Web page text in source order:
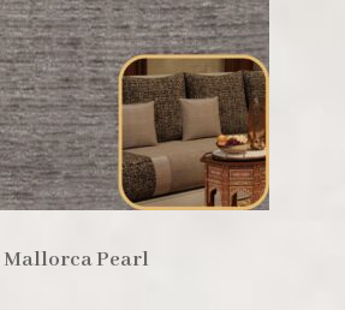
Mallorca Pearl